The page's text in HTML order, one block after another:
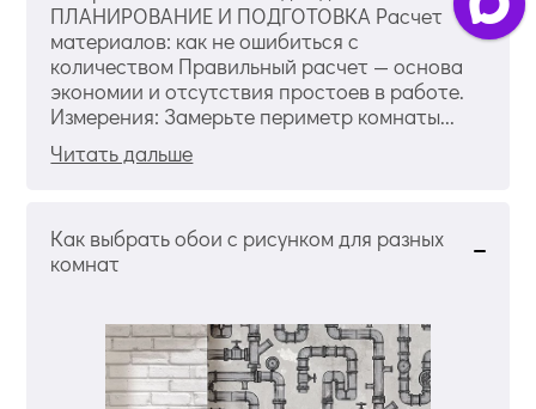
ПЛАНИРОВАНИЕ И ПОДГОТОВКА Расчет
материалов: как не ошибиться с
количеством Правильный расчет — основа
экономии и отсутствия простоев в работе.
Измерения: Замерьте периметр комнаты...
Читать дальше
Как выбрать обои с рисунком для разных
комнат